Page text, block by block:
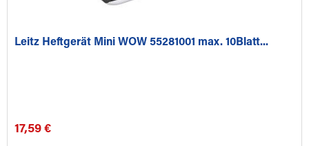
Leitz Heftgerät Mini WOW 55281001 max. 10Blatt...
17,59 €